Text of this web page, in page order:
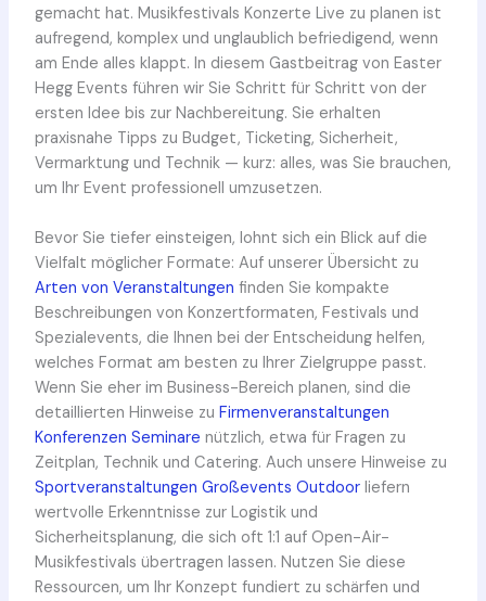
gemacht hat. Musikfestivals Konzerte Live zu planen ist
aufregend, komplex und unglaublich befriedigend, wenn
am Ende alles klappt. In diesem Gastbeitrag von Easter
Hegg Events führen wir Sie Schritt für Schritt von der
ersten Idee bis zur Nachbereitung. Sie erhalten
praxisnahe Tipps zu Budget, Ticketing, Sicherheit,
Vermarktung und Technik — kurz: alles, was Sie brauchen,
um Ihr Event professionell umzusetzen.
Bevor Sie tiefer einsteigen, lohnt sich ein Blick auf die
Vielfalt möglicher Formate: Auf unserer Übersicht zu
Arten von Veranstaltungen finden Sie kompakte
Beschreibungen von Konzertformaten, Festivals und
Spezialevents, die Ihnen bei der Entscheidung helfen,
welches Format am besten zu Ihrer Zielgruppe passt.
Wenn Sie eher im Business-Bereich planen, sind die
detaillierten Hinweise zu Firmenveranstaltungen
Konferenzen Seminare nützlich, etwa für Fragen zu
Zeitplan, Technik und Catering. Auch unsere Hinweise zu
Sportveranstaltungen Großevents Outdoorliefern
wertvolle Erkenntnisse zur Logistik und
Sicherheitsplanung, die sich oft 1:1 auf Open-Air-
Musikfestivals übertragen lassen. Nutzen Sie diese
Ressourcen, um Ihr Konzept fundiert zu schärfen und